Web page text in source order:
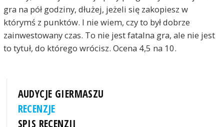
gra na pół godziny, dłużej, jeżeli się zakopiesz w
którymś z punktów. I nie wiem, czy to był dobrze
zainwestowany czas. To nie jest fatalna gra, ale nie jest
to tytuł, do którego wrócisz. Ocena 4,5 na 10.
AUDYCJE GIERMASZU
RECENZJE
SPIS RECENZJI